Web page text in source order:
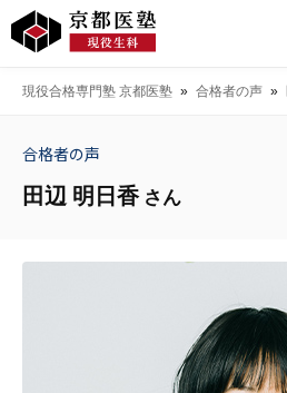
現役合格専門塾 京都医塾 » 合格者の声 »
合格者の声
田辺 明日香さん